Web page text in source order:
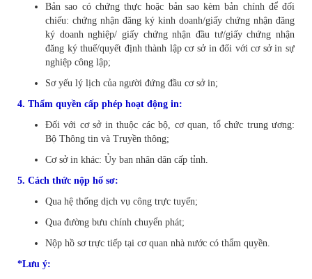
Bản sao có chứng thực hoặc bản sao kèm bản chính để đối
chiếu: chứng nhận đăng ký kinh doanh/giấy chứng nhận đăng
ký doanh nghiệp/ giấy chứng nhận đầu tư/giấy chứng nhận
đăng ký thuế/quyết định thành lập cơ sở in đối với cơ sở in sự
nghiệp công lập;
Sơ yếu lý lịch của người đứng đầu cơ sở in;
4. Thẩm quyền cấp phép hoạt động in:
Đối với cơ sở in thuộc các bộ, cơ quan, tổ chức trung ương:
Bộ Thông tin và Truyền thông;
Cơ sở in khác: Ủy ban nhân dân cấp tỉnh.
5. Cách thức nộp hố sơ:
Qua hệ thống dịch vụ công trực tuyến;
Qua đường bưu chính chuyển phát;
Nộp hồ sơ trực tiếp tại cơ quan nhà nước có thẩm quyền.
*Lưu ý: